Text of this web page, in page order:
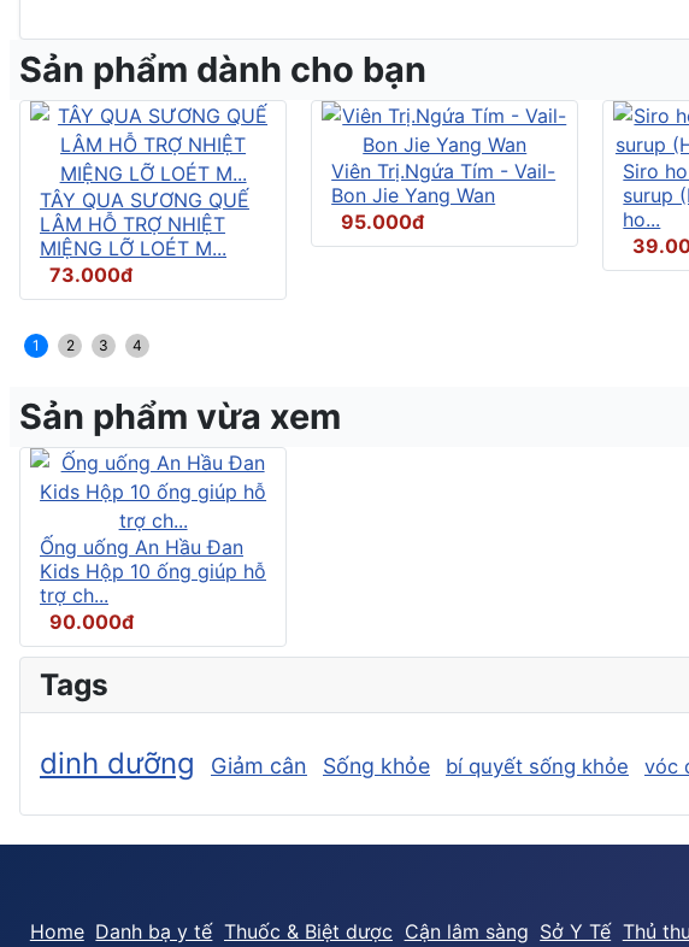
Sản phẩm dành cho bạn
TÂY QUA SƯƠNG QUẾ
LÂM HỖ TRỢ NHIỆT
MIỆNG LỠ LOÉT M...
73.000đ
Viên Trị.Ngứa Tím - Vail-
Bon Jie Yang Wan
95.000đ
Siro
surup
ho...
1 2 3 4
Sản phẩm vừa xem
Ống uống An Hầu Đan
Kids Hộp 10 ống giúp hỗ
trợ ch...
90.000đ
Tags
dinh dưỡng Giảm cân Sống khỏe bí quyết sống khỏe vóc
Home Danh bạ y tế Thuốc & Biệt dược Cận lâm sàng Sở Y Tế Thủ